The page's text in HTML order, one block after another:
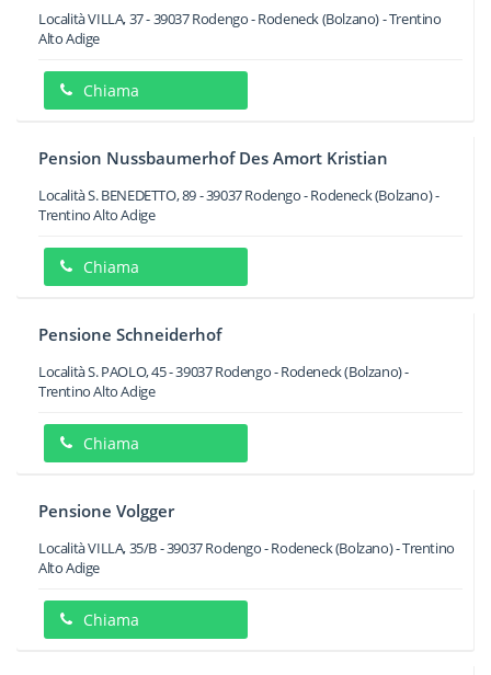
Località VILLA, 37-39037Rodengo - Rodeneck(Bolzano) -Trentino
Alto Adige
Chiama
Pension Nussbaumerhof Des Amort Kristian
Località S. BENEDETTO, 89-39037Rodengo - Rodeneck(Bolzano) -
Trentino Alto Adige
Chiama
Pensione Schneiderhof
Località S. PAOLO, 45-39037Rodengo - Rodeneck(Bolzano) -
Trentino Alto Adige
Chiama
Pensione Volgger
Località VILLA, 35/B-39037Rodengo - Rodeneck(Bolzano) -Trentino
Alto Adige
Chiama